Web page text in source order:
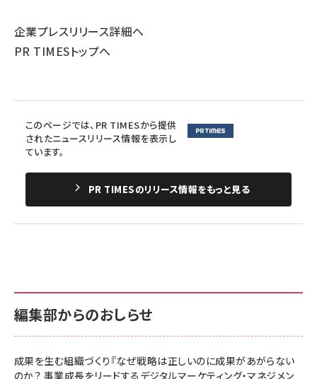
企業プレスリリース詳細へ
PR TIMESトップへ
このページでは、PR TIMESから提供
されたニュースリリース情報を表示し
ています。
PR TIMESのリリース情報をもっと見る
編集部からのおしらせ
成果を生む組織づくり『なぜ戦略は正しいのに成果があがらない
のか？ 事業成長をリードするデジタルマーケティング・マネジメン